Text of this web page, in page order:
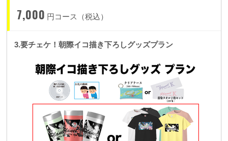
7,000 円コース（税込）
3.要チェケ！朝際イコ描き下ろしグッズプラン